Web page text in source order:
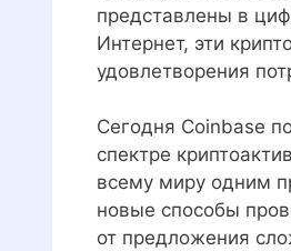
представлены в
Интернет, эти
удовлетворения
Сегодня Coinbase
спектре
всему миру одним
новые способы
от предложения